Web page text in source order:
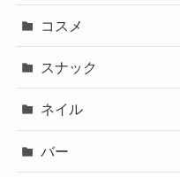
コスメ
スナック
ネイル
バー